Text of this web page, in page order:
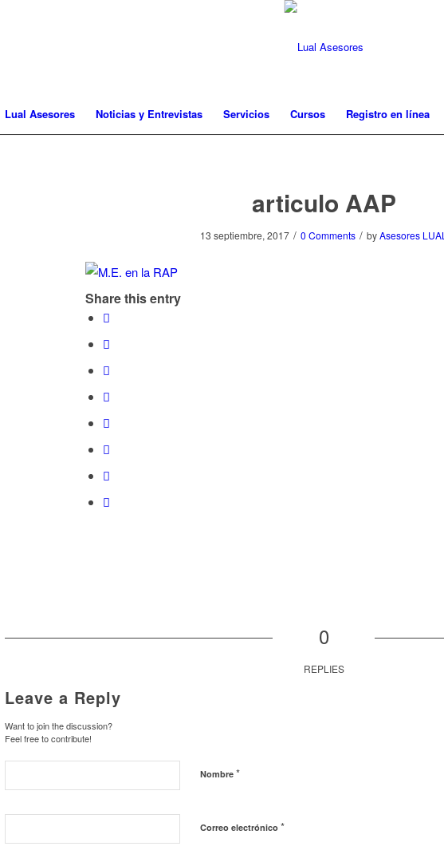
Lual Asesores Noticias y Entrevistas Servicios Cursos Registro en línea
articulo AAP
13 septiembre, 2017 / 0 Comments / byAsesores LUAL
Share this entry
0
REPLIES
Leave a Reply
Want to join the discussion?
Feel free to contribute!
Nombre *
Correo electrónico *